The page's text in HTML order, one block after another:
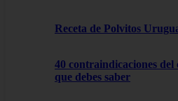
Receta de Polvitos
40 contraindicaciones del
que debes saber